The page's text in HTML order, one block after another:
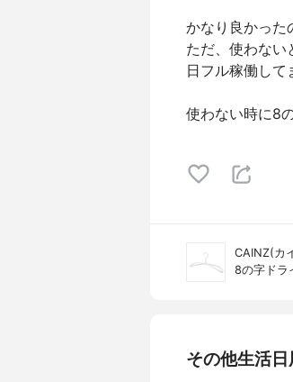
かなり良かった
ただ、使わない
日フル稼働して
使わない時に8
CAINZ(カ
8の字ドラ
その他生活